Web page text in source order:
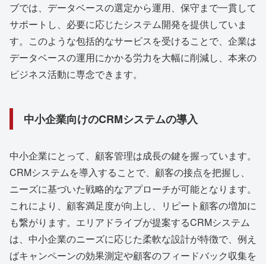
ブでは、データベースの選定から運用、保守まで一貫して
サポートし、必要に応じたシステム開発を提供していま
す。このような包括的なサービスを受けることで、企業は
データベースの運用にかかる労力を大幅に削減し、本来の
ビジネス活動に専念できます。
中小企業向けのCRMシステムの導入
中小企業にとって、顧客管理は成長の鍵を握っています。
CRMシステムを導入することで、顧客の接点を把握し、
ニーズに基づいた戦略的なアプローチが可能となります。
これにより、顧客満足度が向上し、リピート顧客の増加に
も繋がります。エリアドライブが提案するCRMシステム
は、中小企業のニーズに応じた柔軟な設計が特徴で、例え
ばキャンペーンの効果測定や顧客のフィードバック収集を